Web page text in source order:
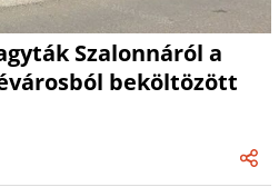
Szalonnáról a
beköltözött